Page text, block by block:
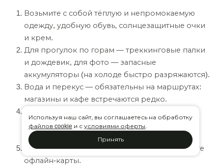
Возьмите с собой тёплую и непромокаемую
одежду, удобную обувь, солнцезащитные очки
и крем.
Для прогулок по горам — треккинговые палки
и дождевик, для фото — запасные
аккумуляторы (на холоде быстро разряжаются).
Вода и перекус — обязательны на маршрутах:
магазины и кафе встречаются редко.
протяжённость и сложность, сообщайте
близким о своих планах.
В горах часто нет мобильной связи — скачайте
офлайн-карты.
Используя наш сайт, вы соглашаетесь на обработку
файлов cookie и с условиями оферты.
Принять